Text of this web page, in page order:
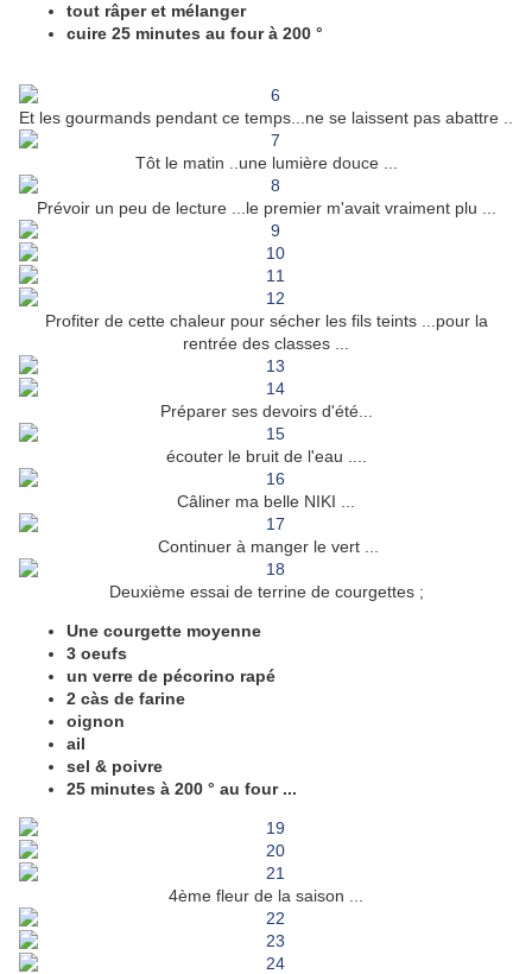
tout râper et mélanger
cuire 25 minutes au four à 200 °
Et les gourmands pendant ce temps...ne se laissent pas abattre ..
Tôt le matin ..une lumière douce ...
Prévoir un peu de lecture ...le premier m'avait vraiment plu ...
Profiter de cette chaleur pour sécher les fils teints ...pour la
rentrée des classes ...
Préparer ses devoirs d'été...
écouter le bruit de l'eau ....
Câliner ma belle NIKI ...
Continuer à manger le vert ...
Deuxième essai de terrine de courgettes ;
Une courgette moyenne
3 oeufs
un verre de pécorino rapé
2 càs de farine
oignon
ail
sel & poivre
25 minutes à 200 ° au four ...
4ème fleur de la saison ...